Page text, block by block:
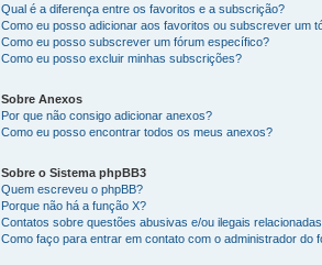
Qual é a diferença entre os favoritos e a subscrição?
Como eu posso adicionar aos favoritos ou subscrever um
Como eu posso subscrever um fórum específico?
Como eu posso excluir minhas subscrições?
Sobre Anexos
Por que não consigo adicionar anexos?
Como eu posso encontrar todos os meus anexos?
Sobre o Sistema phpBB3
Quem escreveu o phpBB?
Porque não há a função X?
Contatos sobre questões abusivas e/ou ilegais
Como faço para entrar em contato com o administrador do